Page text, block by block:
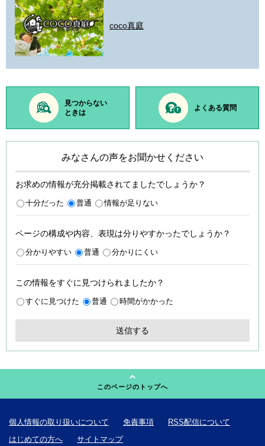
coco真庭
見つからない
ときは
よくある質問
みなさんの声をお聞かせください
お求めの情報が充分掲載されてましたでしょうか？
十分だった 普通 情報が足りない
ページの構成や内容、表現は分りやすかったでしょうか？
分かりやすい 普通 分かりにくい
この情報をすぐに見つけられましたか？
すぐに見つけた 普通 時間がかかった
このページのトップへ
個人情報の取り扱いについて 免責事項
RSS配信について
はじめての方へ
サイトマップ